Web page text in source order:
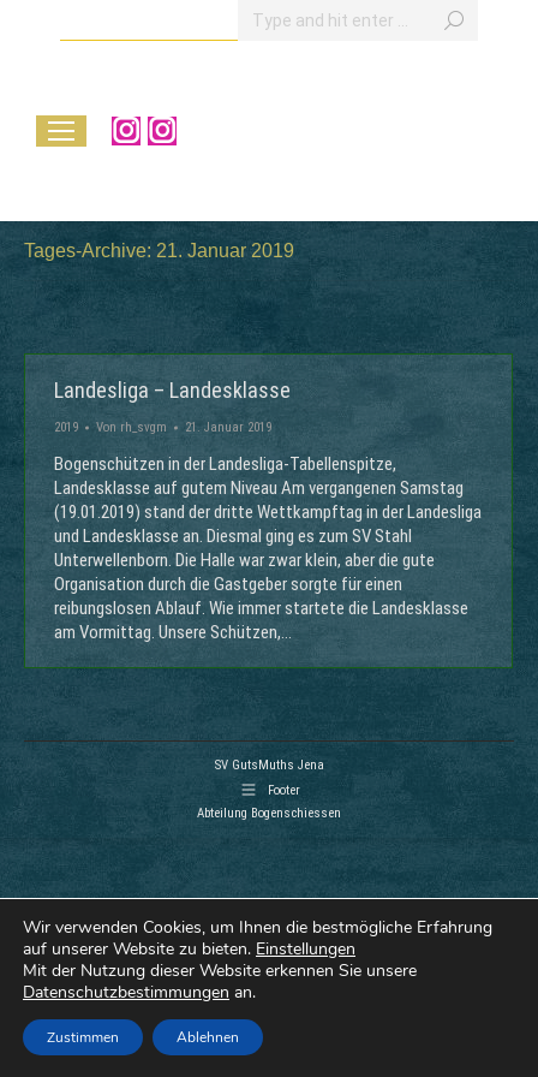
Search:
Instagram
new
Instagram
in
window
Tages-Archive: 21. Januar 2019
Landesliga – Landesklasse
2019 Von rh_svgm 21. Januar 2019
Bogenschützen in der Landesliga-Tabellenspitze,
Landesklasse auf gutem Niveau Am vergangenen Samstag
(19.01.2019) stand der dritte Wettkampftag in der Landesliga
und Landesklasse an. Diesmal ging es zum SV Stahl
Unterwellenborn. Die Halle war zwar klein, aber die gute
Organisation durch die Gastgeber sorgte für einen
reibungslosen Ablauf. Wie immer startete die Landesklasse
am Vormittag. Unsere Schützen,…
SV GutsMuths Jena
Footer
Abteilung Bogenschiessen
Wir verwenden Cookies, um Ihnen die bestmögliche Erfahrung
auf unserer Website zu bieten. Einstellungen
Mit der Nutzung dieser Website erkennen Sie unsere
Datenschutzbestimmungen an.
Zustimmen Ablehnen